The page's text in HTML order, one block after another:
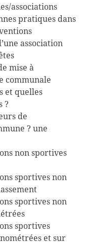
associations
pratiques dans
association
mise à
communale
et quelles
?
de
? une
non sportives
sportives non
sportives non
sportives
et sur